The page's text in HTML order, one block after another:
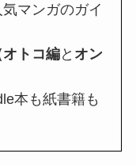
マンガのガイ
トコ編と オン
本も紙書籍も